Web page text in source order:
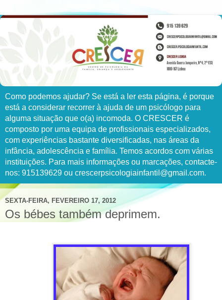
Como podemos ajudar? Se está a ler esta página, é porque
está a considerar recorrer à ajuda de um psicólogo para
alguma situação que o(a) incomoda. O CRESCER é
composto por uma equipa de profissionais especializados,
com experiências bastante diversificadas, nas áreas da
infância, adolescência e família. Temos acordos com várias
instituições. Para mais informações ou marcações, contacte-
nos: 915139629 ou crescerpsicologiainfantil@gmail.com.
SEXTA-FEIRA, FEVEREIRO 17, 2012
Os bébes também deprimem.